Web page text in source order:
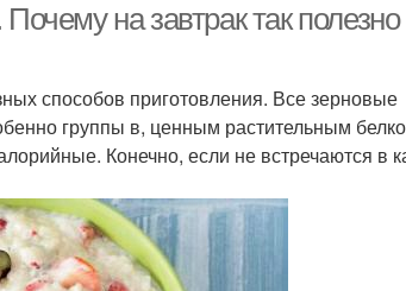
на завтрак так полезно
способов приготовления. Все зерновые
группы в, ценным растительным
Конечно, если не встречаются в